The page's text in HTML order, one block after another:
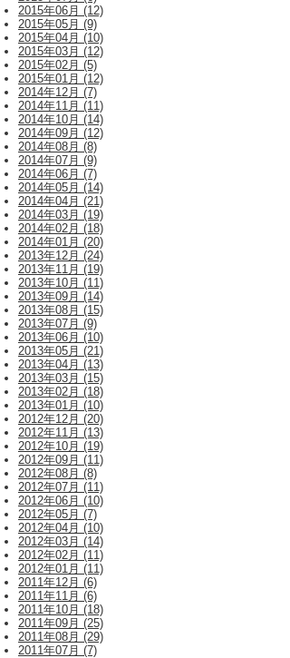
2015年06月 (12)
2015年05月 (9)
2015年04月 (10)
2015年03月 (12)
2015年02月 (5)
2015年01月 (12)
2014年12月 (7)
2014年11月 (11)
2014年10月 (14)
2014年09月 (12)
2014年08月 (8)
2014年07月 (9)
2014年06月 (7)
2014年05月 (14)
2014年04月 (21)
2014年03月 (19)
2014年02月 (18)
2014年01月 (20)
2013年12月 (24)
2013年11月 (19)
2013年10月 (11)
2013年09月 (14)
2013年08月 (15)
2013年07月 (9)
2013年06月 (10)
2013年05月 (21)
2013年04月 (13)
2013年03月 (15)
2013年02月 (18)
2013年01月 (10)
2012年12月 (20)
2012年11月 (13)
2012年10月 (19)
2012年09月 (11)
2012年08月 (8)
2012年07月 (11)
2012年06月 (10)
2012年05月 (7)
2012年04月 (10)
2012年03月 (14)
2012年02月 (11)
2012年01月 (11)
2011年12月 (6)
2011年11月 (6)
2011年10月 (18)
2011年09月 (25)
2011年08月 (29)
2011年07月 (7)